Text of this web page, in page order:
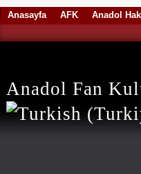
Anasayfa AFK Anadol
Anadol Fan